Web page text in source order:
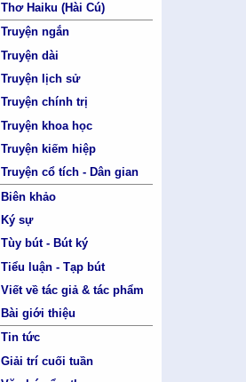
Thơ Haiku (Hài Cú)
Truyện ngắn
Truyện dài
Truyện lịch sử
Truyện chính trị
Truyện khoa học
Truyện kiếm hiệp
Truyện cổ tích - Dân gian
Biên khảo
Ký sự
Tùy bút - Bút ký
Tiểu luận - Tạp bút
Viết về tác giả & tác phẩm
Bài giới thiệu
Tin tức
Giải trí cuối tuần